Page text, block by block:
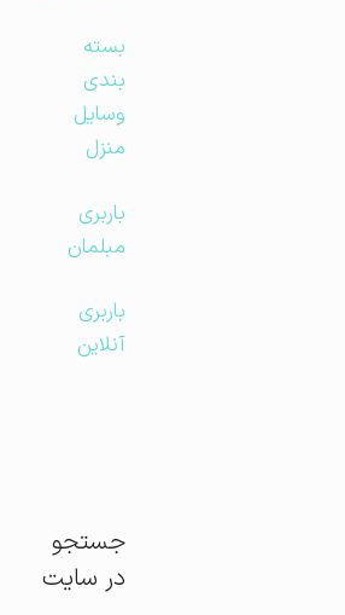
بسته
بندی
وسایل
منزل
باربری
مبلمان
باربری
آنلاین
جستجو
در سایت